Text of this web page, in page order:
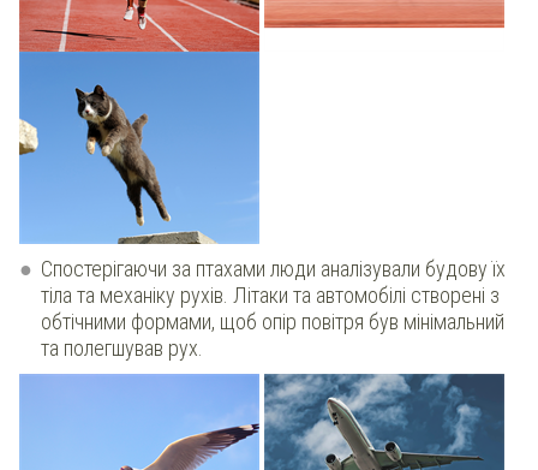
Спостерігаючи за птахами люди аналізували будову їх
тіла та механіку рухів. Літаки та автомобілі створені з
обтічними формами, щоб опір повітря був мінімальний
та полегшував рух.